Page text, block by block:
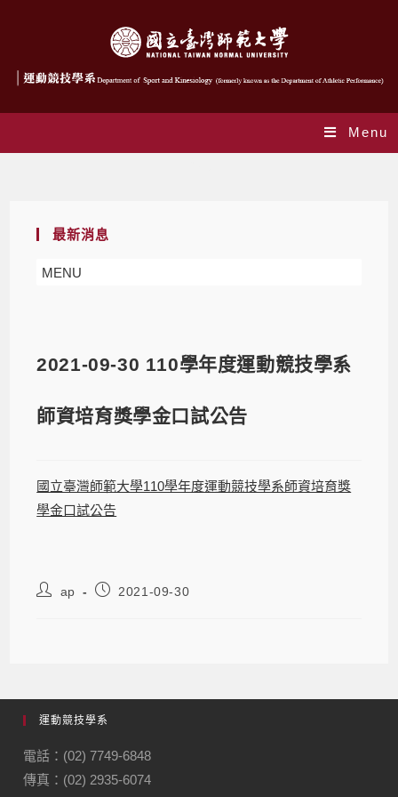
Menu
最新消息
MENU
2021-09-30 110學年度運動競技學系
師資培育獎學金口試公告
國立臺灣師範大學110學年度運動競技學系師資培育獎
學金口試公告
ap 2021-09-30
運動競技學系
電話：(02) 7749-6848
傳真：(02) 2935-6074